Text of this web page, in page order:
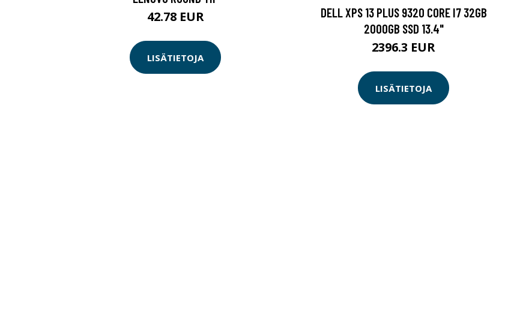
42.78 EUR
LISÄTIETOJA
DELL XPS 13 PLUS 9320 CORE I7 32GB
2000GB SSD 13.4"
2396.3 EUR
LISÄTIETOJA